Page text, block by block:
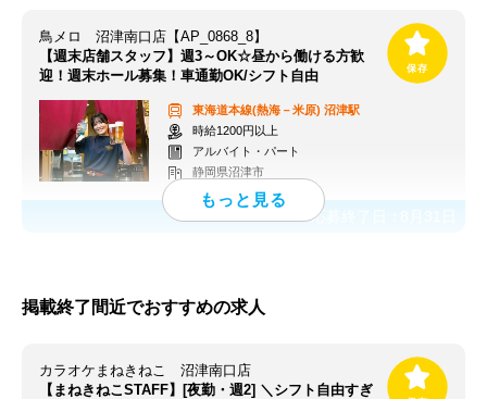
鳥メロ 沼津南口店【AP_0868_8】
【週末店舗スタッフ】週3～OK☆昼から働ける方歓
迎！週末ホール募集！車通勤OK/シフト自由
東海道本線(熱海－米原) 沼津駅
時給1200円以上
アルバイト・パート
静岡県沼津市
応募終了日：
掲載終了間近でおすすめの求人
カラオケまねきねこ 沼津南口店
【まねきねこSTAFF】[夜勤・週2] ＼シフト自由すぎ